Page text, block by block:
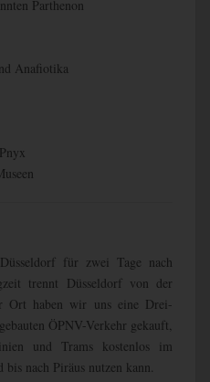
Parthenon
Anafiotika
für zwei Tage nach
trennt Düsseldorf von der
Ort haben wir uns eine Drei-
ÖPNV-Verkehr gekauft,
und Trams kostenlos im
nach Piräus nutzen kann.